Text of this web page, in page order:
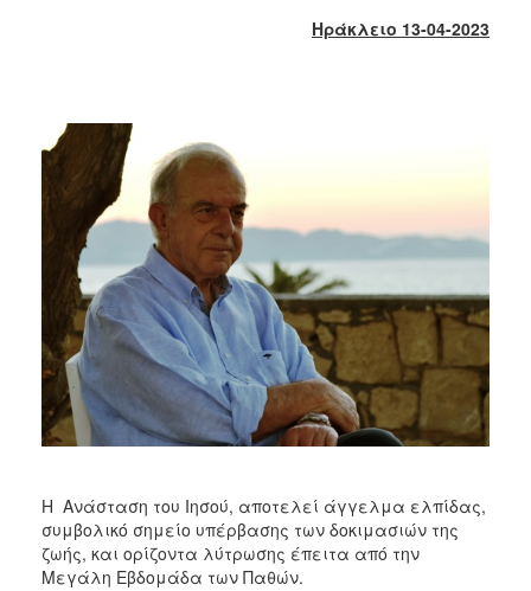
2013
2012
2011
2006
ΤΟΠΟΣ
ΑΝΘΕΚΤΙΚΗ
ΠΟΛΗ
Ηράκλειο 13-04-2023
Η Ανάσταση του Ιησού, αποτελεί άγγελμα ελπίδας,
συμβολικό σημείο υπέρβασης των δοκιμασιών της
ζωής, και ορίζοντα λύτρωσης έπειτα από την
Μεγάλη Εβδομάδα των Παθών.